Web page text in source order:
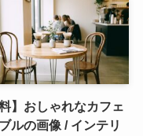
料】おしゃれなカフェ
ルの画像 / インテリ